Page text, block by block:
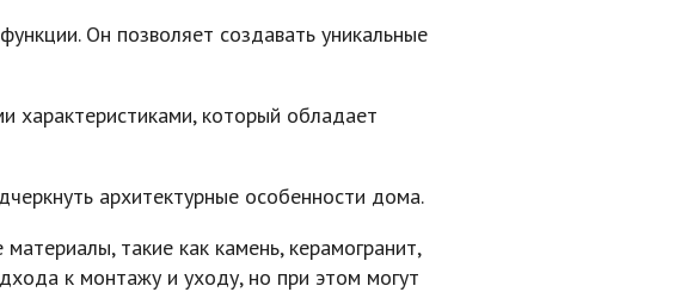
Он позволяет создавать уникальные
характеристиками, который обладает
архитектурные особенности дома.
такие как камень, керамогранит,
к монтажу и уходу, но при этом могут